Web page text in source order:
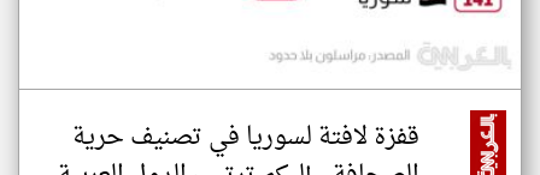
قفزة لافتة لسوريا في تصنيف حرية